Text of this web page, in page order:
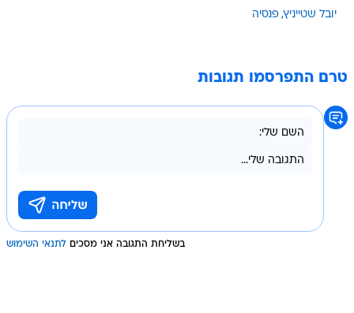
יובל שטייניץ פנסיה
טרם התפרסמו תגובות
בשליחת התגובה אני מסכים לתנאי השימוש